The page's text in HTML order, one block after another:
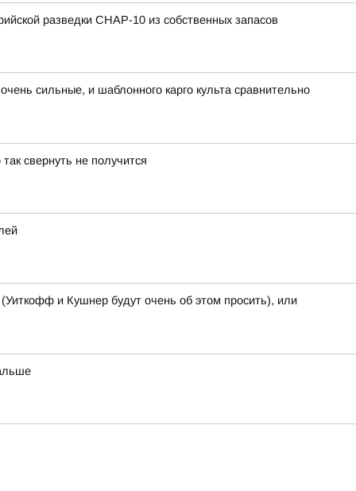
разведки СНАР-10 из собственных запасов
сильные, и шаблонного карго культа сравнительно
свернуть не получится
и Кушнер будут очень об этом просить), или